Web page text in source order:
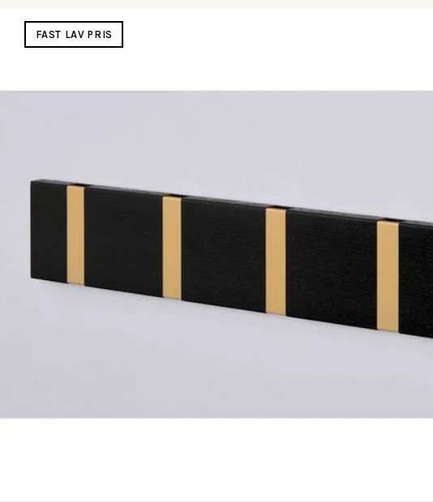
FAST LAV PRIS
Gå til
produktoplysninger